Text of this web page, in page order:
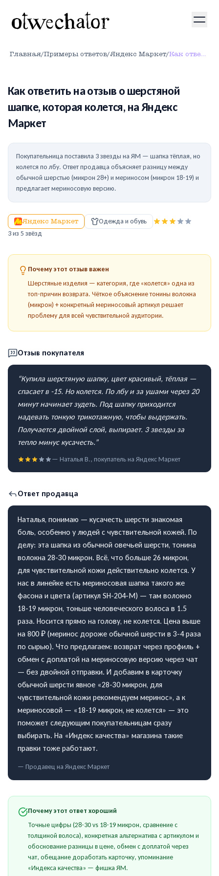
Главная/Примеры ответов/Яндекс Маркет/ Как ответить на отзыв о шерстяной шапке, которая колется, на Яндекс Маркет
Как ответить на отзыв о шерстяной
шапке, которая колется, на Яндекс
Маркет
Покупательница поставила 3 звезды на ЯМ — шапка тёплая, но
колется по лбу. Ответ продавца объясняет разницу между
обычной шерстью (микрон 28+) и мериносом (микрон 18-19) и
предлагает мериносовую версию.
Яндекс Маркет
Одежда и обувь
3из 5 звёзд
Почему этот отзыв важен
Шерстяные изделия — категория, где «колется» одна из
топ-причин возврата. Чёткое объяснение тонины волокна
(микрон) + конкретный мериносовый артикул решает
проблему для всей чувствительной аудитории.
Отзыв покупателя
“Купила шерстяную шапку, цвет красивый, тёплая —
спасает в -15. Но колется. По лбу и за ушами через 20
минут начинает зудеть. Под шапку приходится
надевать тонкую трикотажную, чтобы выдержать.
Получается двойной слой, выпирает. 3 звезды за
тепло минус кусачесть.”
— Наталья В., покупатель на Яндекс Маркет
Ответ продавца
Наталья, понимаю — кусачесть шерсти знакомая
боль, особенно у людей с чувствительной кожей. По
делу: эта шапка из обычной овечьей шерсти, тонина
волокна 28-30 микрон. Всё, что больше 26 микрон,
для чувствительной кожи действительно колется. У
нас в линейке есть мериносовая шапка такого же
фасона и цвета (артикул SH-204-M) — там волокно
18-19 микрон, тоньше человеческого волоса в 1.5
раза. Носится прямо на голову, не колется. Цена выше
на 800 ₽ (меринос дороже обычной шерсти в 3-4 раза
по сырью). Что предлагаем: возврат через профиль +
обмен с доплатой на мериносовую версию через чат
— без двойной отправки. И добавим в карточку
обычной шерсти явное «28-30 микрон, для
чувствительной кожи рекомендуем меринос», а к
мериносовой — «18-19 микрон, не колется» — это
поможет следующим покупательницам сразу
выбирать. На «Индекс качества» магазина такие
правки тоже работают.
— Продавец на Яндекс Маркет
Почему этот ответ хороший
Точные цифры (28-30 vs 18-19 микрон, сравнение с
толщиной волоса), конкретная альтернатива с артикулом и
обоснование разницы в цене, обмен с доплатой через
чат, обещание доработать карточку, упоминание
«Индекса качества» — фишка ЯМ.